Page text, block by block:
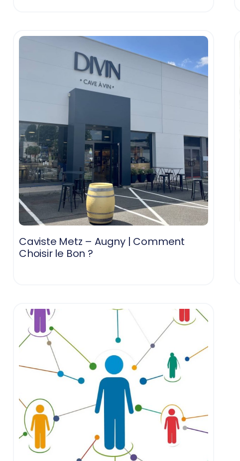
Caviste Metz – Augny | Comment
Choisir le Bon ?